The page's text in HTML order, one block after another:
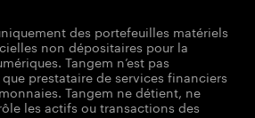
des portefeuilles matériels
non dépositaires pour la
Tangem n’est pas
prestataire de services financiers
Tangem ne détient, ne
les actifs ou transactions des